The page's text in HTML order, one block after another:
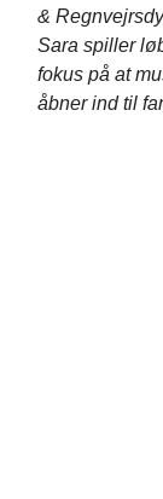
&
Sara spiller
fokus på at
åbner ind til